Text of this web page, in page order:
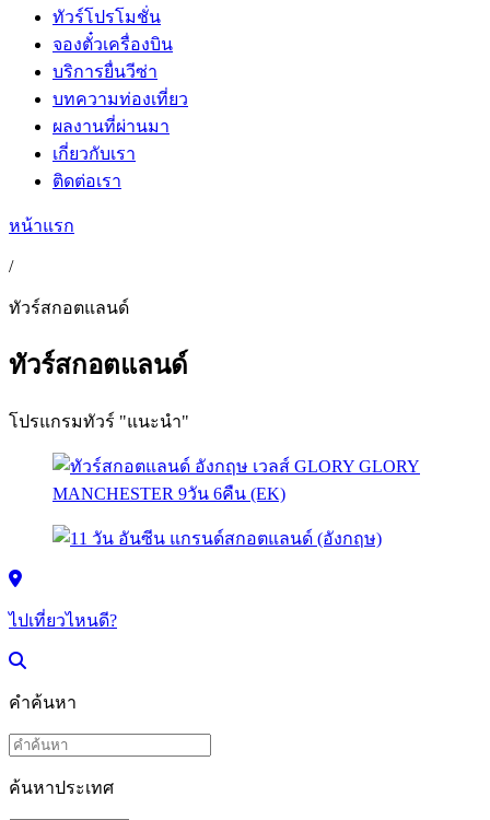
ทัวร์โปรโมชั่น
จองตั๋วเครื่องบิน
บริการยื่นวีซ่า
บทความท่องเที่ยว
ผลงานที่ผ่านมา
เกี่ยวกับเรา
ติดต่อเรา
หน้าแรก
/
ทัวร์สกอตแลนด์
ทัวร์สกอตแลนด์
โปรแกรมทัวร์ "แนะนำ"
ไปเที่ยวไหนดี?
คำค้นหา
ค้นหาประเทศ